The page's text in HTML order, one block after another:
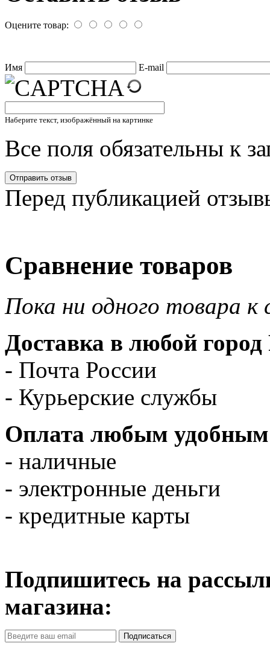
Оцените товар:
Имя E-mail
Наберите текст, изображённый на картинке
Все поля обязательны к
Перед публикацией
Сравнение товаров
Пока ни одного товара к
Доставка в любой город
- Почта России
- Курьерские службы
Оплата любым удобным
- наличные
- электронные деньги
- кредитные карты
Подпишитесь на
магазина:
Подписаться